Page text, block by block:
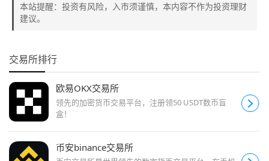
本站提醒：投资有风险，入市须谨慎，本内容不作为投资理财
建议。
交易所排行
欧易OKX交易所
领先的加密货币交易平台，注册领50 USDT数币盲
盒！
币安binance交易所